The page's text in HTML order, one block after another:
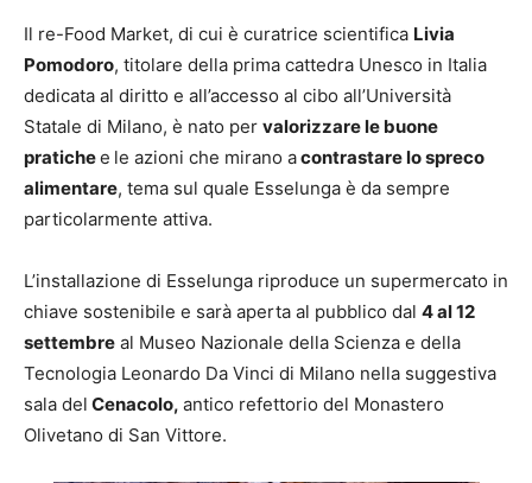
Il re-Food Market, di cui è curatrice scientifica Livia
Pomodoro, titolare della prima cattedra Unesco in Italia
dedicata al diritto e all’accesso al cibo all’Università
Statale di Milano, è nato per valorizzare le buone
pratichee le azioni che mirano acontrastare lo spreco
alimentare, tema sul quale Esselunga è da sempre
particolarmente attiva.
L’installazione di Esselunga riproduce un supermercato in
chiave sostenibile e sarà aperta al pubblico dal 4 al 12
settembre al Museo Nazionale della Scienza e della
Tecnologia Leonardo Da Vinci di Milano nella suggestiva
sala del Cenacolo, antico refettorio del Monastero
Olivetano di San Vittore.